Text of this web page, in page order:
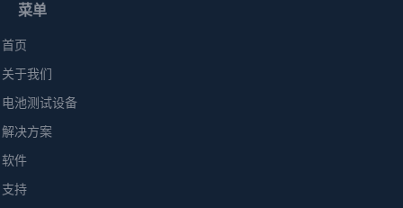
菜单
首页
关于我们
电池测试设备
解决方案
软件
支持